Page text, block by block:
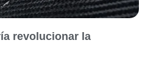
revolucionar la